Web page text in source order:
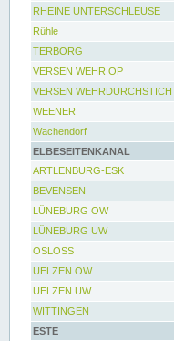
RHEINE UNTERSCHLEUSE
Rühle
TERBORG
VERSEN WEHR OP
VERSEN WEHRDURCHSTICH
WEENER
Wachendorf
ELBESEITENKANAL
ARTLENBURG-ESK
BEVENSEN
LÜNEBURG OW
LÜNEBURG UW
OSLOSS
UELZEN OW
UELZEN UW
WITTINGEN
ESTE